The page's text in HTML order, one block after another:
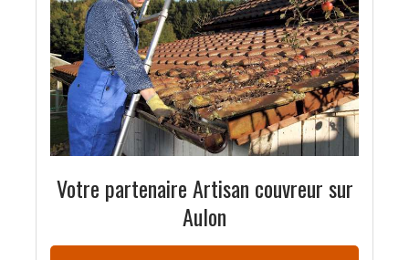
Votre partenaire Artisan couvreur sur
Aulon